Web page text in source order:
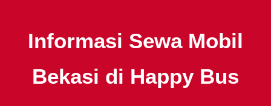
Informasi Sewa Mobil
Bekasi di Happy Bus